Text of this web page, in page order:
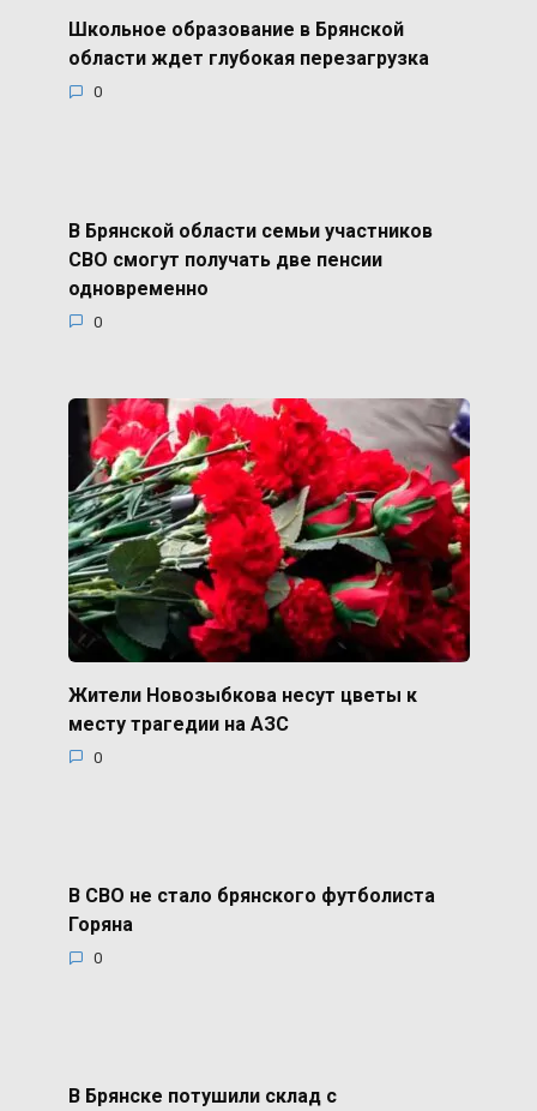
Школьное образование в Брянской
области ждет глубокая перезагрузка
0
В Брянской области семьи участников
СВО смогут получать две пенсии
одновременно
0
Жители Новозыбкова несут цветы к
месту трагедии на АЗС
0
В СВО не стало брянского футболиста
Горяна
0
В Брянске потушили склад с